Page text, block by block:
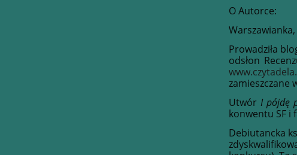
O Autorce:
Prowadziła
odsłon
zamieszczane
Utwór I pójdę
konwentu SF i
Debiutancka